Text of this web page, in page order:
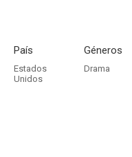
País
Estados
Unidos
Géneros
Drama